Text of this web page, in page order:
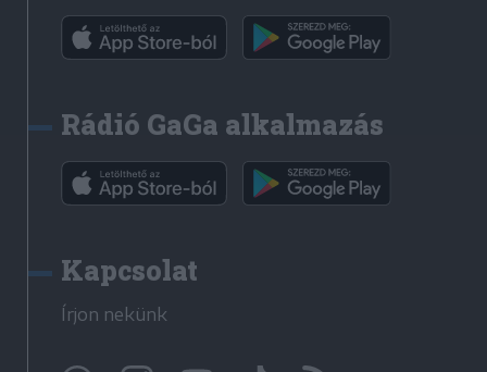
Rádió GaGa alkalmazás
Kapcsolat
Írjon nekünk